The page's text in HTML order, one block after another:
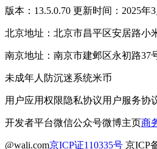
版本：13.5.0.70 更新时间：2025年3
北京地址：北京市昌平区安居路小
南京地址：南京市建邺区永初路37
未成年人防沉迷系统米币
用户应用权限隐私协议用户服务协
开发者平台微信公众号微博主页商
@wali.com京ICP证110335号 京ICP